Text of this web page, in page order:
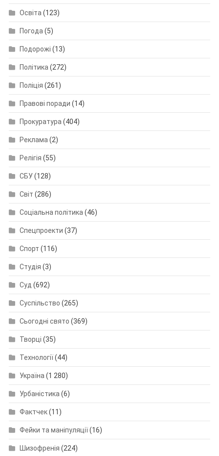
Освіта (123)
Погода (5)
Подорожі (13)
Політика (272)
Поліція (261)
Правові поради (14)
Прокуратура (404)
Реклама (2)
Релігія (55)
СБУ(128)
Світ (286)
Соціальна політика (46)
Спецпроекти (37)
Спорт (116)
Студія (3)
Суд (692)
Суспільство (265)
Сьогодні свято (369)
Творці (35)
Технології(44)
Україна (1 280)
Урбаністика (6)
Фактчек(11)
Фейки та маніпуляції(16)
Шизофренія (224)